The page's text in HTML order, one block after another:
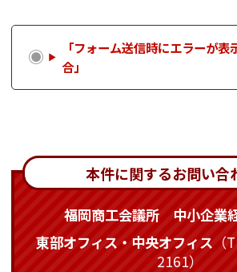
「フォーム送信時にエラーが表
合」
本件に関するお問い合
福岡商工会議所 中小企業
東部オフィス・中央オフィス
2161）